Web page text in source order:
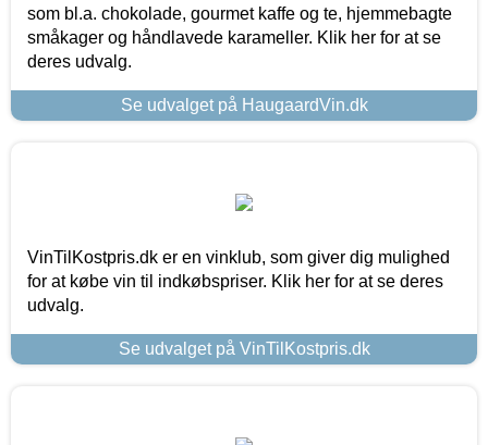
som bl.a. chokolade, gourmet kaffe og te, hjemmebagte
småkager og håndlavede karameller. Klik her for at se
deres udvalg.
Se udvalget på HaugaardVin.dk
VinTilKostpris.dk er en vinklub, som giver dig mulighed
for at købe vin til indkøbspriser. Klik her for at se deres
udvalg.
Se udvalget på VinTilKostpris.dk